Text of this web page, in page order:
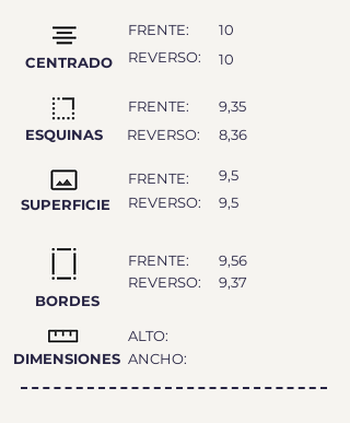
CENTRADO
ESQUINAS
SUPERFICIE
FRENTE:
10
REVERSO:
10
FRENTE:
9,35
REVERSO:
8,36
FRENTE:
REVERSO:
9,5
9,5
BORDES
FRENTE:
REVERSO:
9,56
9,37
ALTO:
DIMENSIONES ANCHO: